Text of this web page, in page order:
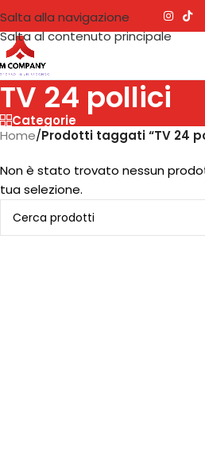
Salta alla navigazione
Salta al contenuto principale
TV 24 pollici
Categorie
Home/Prodotti taggati “TV 24
Non è stato trovato nessun
tua selezione.